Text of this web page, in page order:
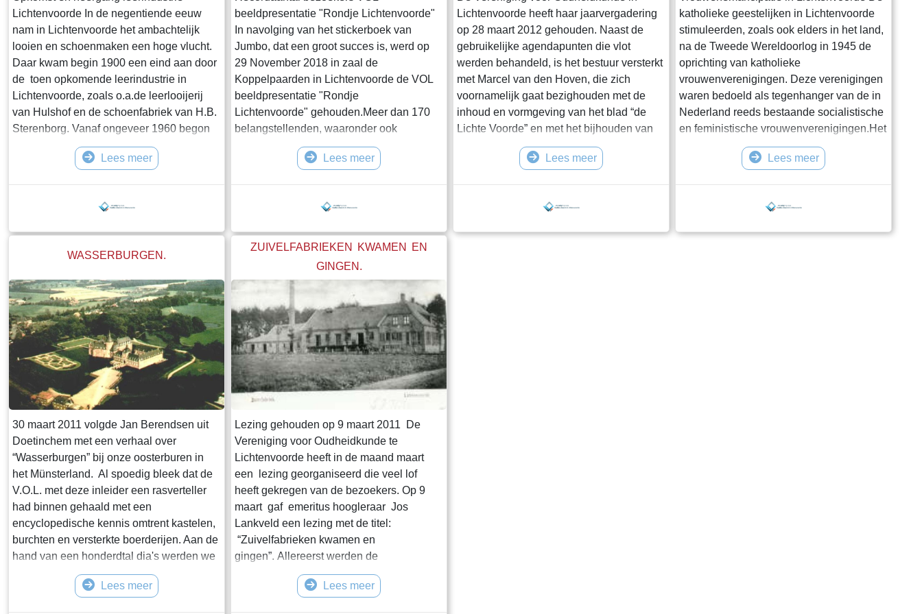
Lichtenvoorde In de negentiende eeuw
nam in Lichtenvoorde het ambachtelijk
looien en schoenmaken een hoge vlucht.
Daar kwam begin 1900 een eind aan door
de toen opkomende leerindustrie in
Lichtenvoorde, zoals o.a.de leerlooijerij
van Hulshof en de schoenfabriek van H.B.
Sterenborg. Vanaf ongeveer 1960 begon
echter ook de aftakeling van de
Lichtenvoordse leerindustrie en is door het
definitief uit Lichtenvoorde verdwenen.Om
Lees meer
beeldpresentatie "Rondje Lichtenvoorde"
In navolging van het stickerboek van
Jumbo, dat een groot succes is, werd op
29 November 2018 in zaal de
Koppelpaarden in Lichtenvoorde de VOL
beeldpresentatie "Rondje
Lichtenvoorde" gehouden.Meer dan 170
belangstellenden, waaronder ook
jongeren, waren komen opdagen. Er
moesten stoelen bijgeplaatst worden.Ons
straatbeelden en gebouwen door het
tijden. Het publiek genoot zichtbaar van
Lees meer
Lichtenvoorde heeft haar jaarvergadering
op 28 maart 2012 gehouden. Naast de
gebruikelijke agendapunten die vlot
werden behandeld, is het bestuur versterkt
met Marcel van den Hoven, die zich
voornamelijk gaat bezighouden met de
inhoud en vormgeving van het blad “de
Lichte Voorde” en met het bijhouden van
de website die in de steigers staat. De
website is voor een deel al te bekijken,
Tevens is het bestuur gemachtigd een
Lees meer
katholieke geestelijken in Lichtenvoorde
stimuleerden, zoals ook elders in het land,
na de Tweede Wereldoorlog in 1945 de
oprichting van katholieke
vrouwenverenigingen. Deze verenigingen
waren bedoeld als tegenhanger van de in
Nederland reeds bestaande socialistische
en feministische vrouwenverenigingen.Het
doel van de katholieke
vrouwenverenigingen was globaal:
mensen uit de grote steden. Op 9 mei 1946
Lees meer
WASSERBURGEN.
30 maart 2011 volgde Jan Berendsen uit
Doetinchem met een verhaal over
“Wasserburgen” bij onze oosterburen in
het Münsterland. Al spoedig bleek dat de
V.O.L. met deze inleider een rasverteller
had binnen gehaald met een
encyclopedische kennis omtrent kastelen,
burchten en versterkte boerderijen. Aan de
hand van een honderdtal dia's werden we
ingewijd in de ontstaansgeschiedenis van
burchten, hun functie als veilige haven
Lees meer
ZUIVELFABRIEKEN KWAMEN EN
GINGEN.
Lezing gehouden op 9 maart 2011 De
Vereniging voor Oudheidkunde te
Lichtenvoorde heeft in de maand maart
een lezing georganiseerd die veel lof
heeft gekregen van de bezoekers. Op 9
maart gaf emeritus hoogleraar Jos
Lankveld een lezing met de titel:
“Zuivelfabrieken kwamen en
gingen”. Allereerst werden de
melkproductie, het melkeiwit en de
melkvetgehaltes van de koe aan het eind
Lees meer